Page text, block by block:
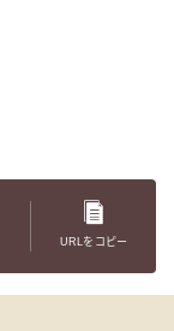
URLをコピー